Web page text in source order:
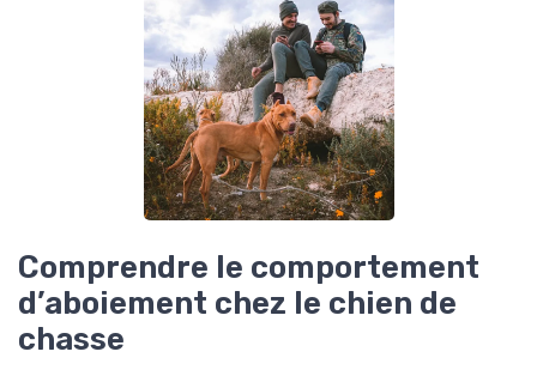
Comprendre le comportement
d’aboiement chez le chien de
chasse